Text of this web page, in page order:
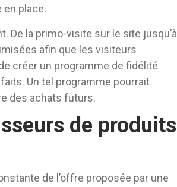
en place.
De la primo-visite sur le site jusqu’à
afin que les visiteurs
créer un programme de fidélité
Un tel programme pourrait
des achats futurs.
de produits
de l’offre proposée par une